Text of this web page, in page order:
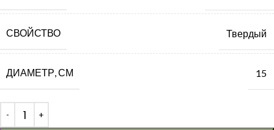
СВОЙСТВО Твердый
ДИАМЕТР, СМ 15